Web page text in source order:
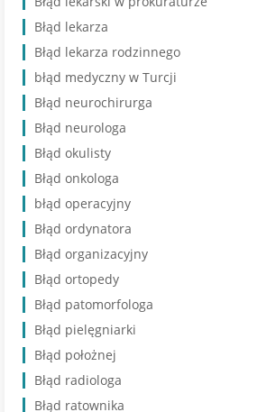
Błąd lekarza
Błąd lekarza rodzinnego
błąd medyczny w Turcji
Błąd neurochirurga
Błąd neurologa
Błąd okulisty
Błąd onkologa
błąd operacyjny
Błąd ordynatora
Błąd organizacyjny
Błąd ortopedy
Błąd patomorfologa
Błąd pielęgniarki
Błąd położnej
Błąd radiologa
Błąd ratownika